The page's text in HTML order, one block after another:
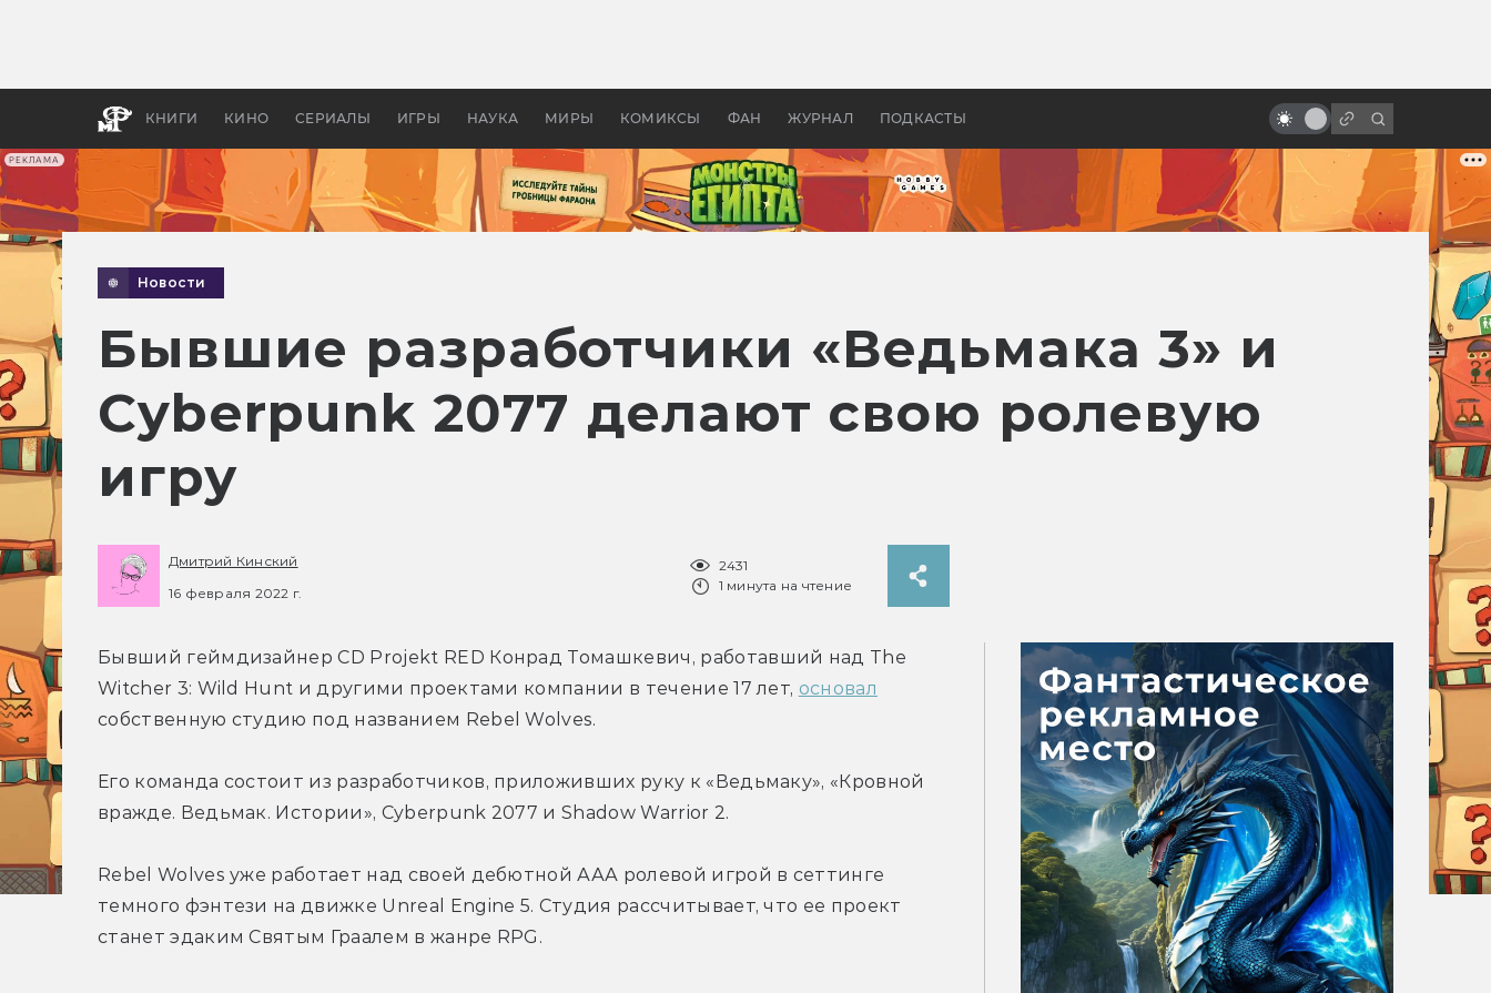
РЕКЛАМА
КНИГИ КИНО СЕРИАЛЫ ИГРЫ НАУКА МИРЫ КОМИКСЫ ФАН ЖУРНАЛ ПОДКАСТЫ
апокалипсис, в России —
бы «Властелина колец»
из Европы, которых вы,
возможно, не видели
Новости
Бывшие разработчики «Ведьмака 3» и
Cyberpunk 2077 делают свою ролевую
игру
Дмитрий Кинский
16 февраля 2022 г.
2431
1 минута на чтение
Бывший геймдизайнер CD Projekt RED Конрад Томашкевич, работавший над The
Witcher 3: Wild Hunt и другими проектами компании в течение 17 лет, основал
собственную студию под названием Rebel Wolves.
Его команда состоит из разработчиков, приложивших руку к «Ведьмаку», «Кровной
вражде. Ведьмак. Истории», Cyberpunk 2077 и Shadow Warrior 2.
Rebel Wolves уже работает над своей дебютной ААА ролевой игрой в сеттинге
темного фэнтези на движке Unreal Engine 5. Студия рассчитывает, что ее проект
станет эдаким Святым Граалем в жанре RPG.